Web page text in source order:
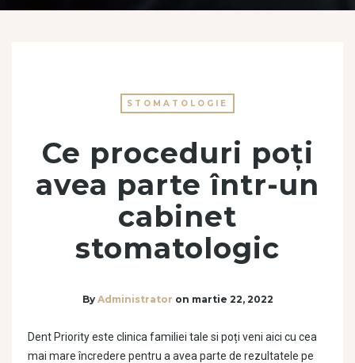
STOMATOLOGIE
Ce proceduri poți
avea parte într-un
cabinet
stomatologic
By Administrator on martie 22, 2022
Dent Priority este clinica familiei tale si poți veni aici cu cea
mai mare încredere pentru a avea parte de rezultatele pe